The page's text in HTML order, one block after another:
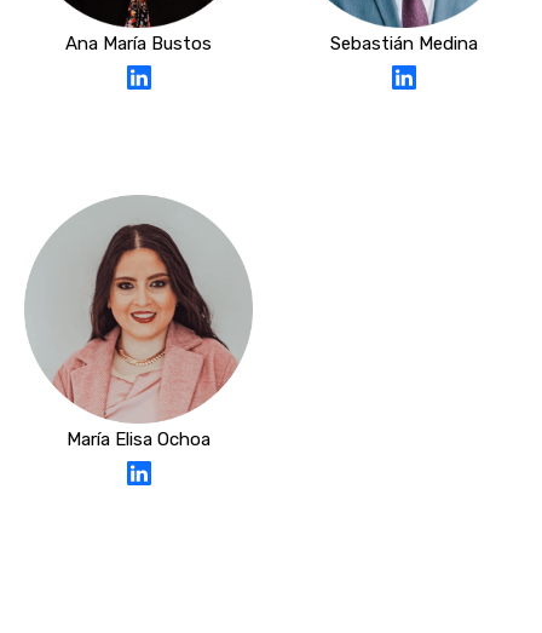
Ana María Bustos Sebastián Medina
María Elisa Ochoa